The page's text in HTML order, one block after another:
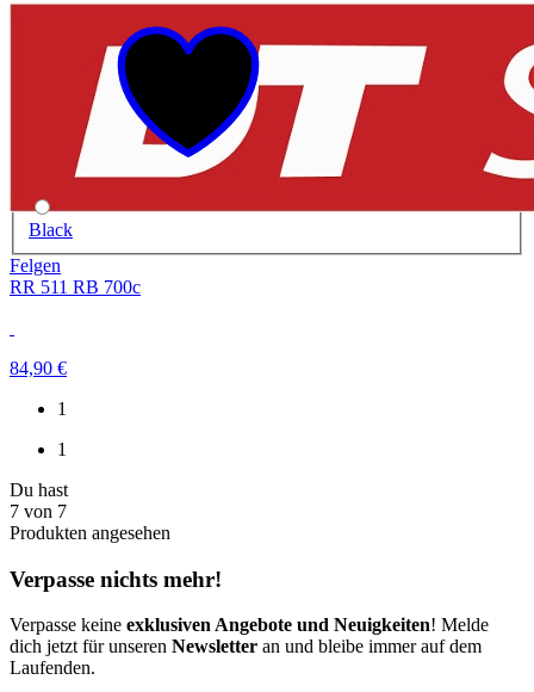
Black
Felgen
RR 511 RB 700c
84,90 €
1
1
Du hast
7 von 7
Produkten angesehen
Verpasse nichts mehr!
Verpasse keine exklusiven Angebote und Neuigkeiten! Melde
dich jetzt für unseren Newsletter an und bleibe immer auf dem
Laufenden.